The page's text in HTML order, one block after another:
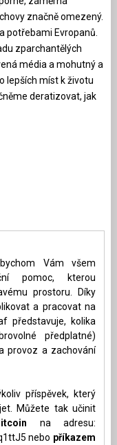
značně omezený.
potřebami Evropanů.
zparchantělých
média a mohutný a
lepších míst k životu
deratizovat, jak
Vám všem
pomoc, kterou
prostoru. Díky
a pracovat na
představuje, kolika
předplatné)
provoz a zachování
příspěvek, který
Můžete tak učinit
na adresu:
nebo příkazem